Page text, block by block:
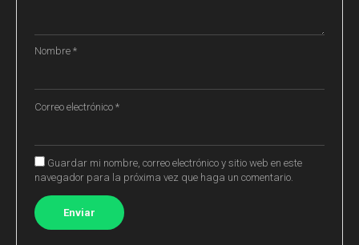
Nombre *
Correo electrónico *
Guardar mi nombre, correo electrónico y sitio web en este
navegador para la próxima vez que haga un comentario.